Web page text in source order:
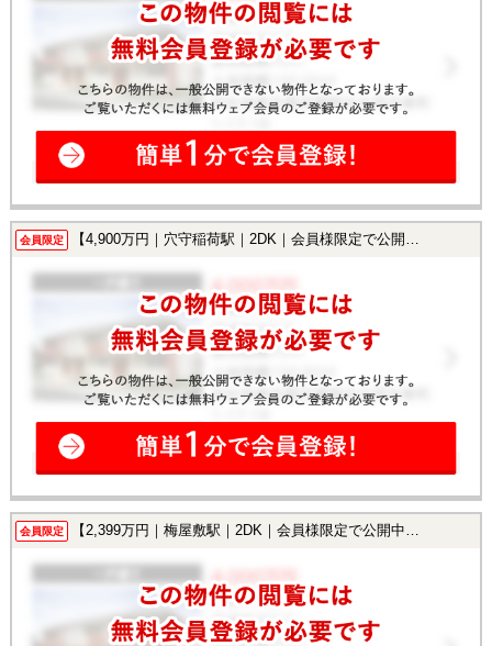
会員限定 【4,900万円｜穴守稲荷駅｜2DK｜会員様限定で公開中！】
会員限定 【2,399万円｜梅屋敷駅｜2DK｜会員様限定で公開中！】